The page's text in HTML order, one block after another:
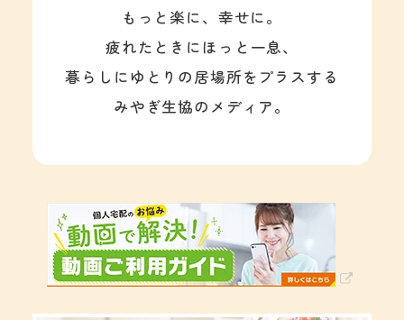
もっと楽に、幸せに。
疲れたときにほっと一息、
暮らしにゆとりの居場所をプラスする
みやぎ生協のメディア。